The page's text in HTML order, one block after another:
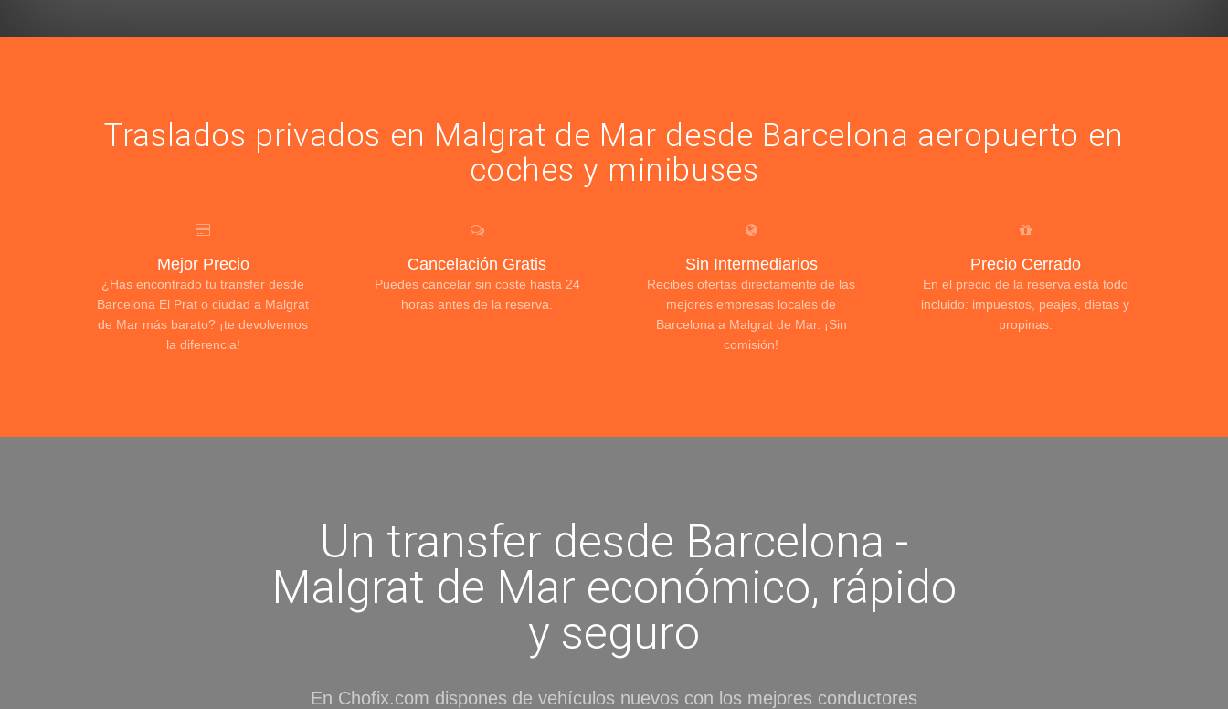
Traslados privados en Malgrat de Mar desde Barcelona aeropuerto en
coches y minibuses
Mejor Precio
¿Has encontrado tu transfer desde
Barcelona El Prat o ciudad a Malgrat
de Mar más barato? ¡te devolvemos
la diferencia!
Cancelación Gratis
Puedes cancelar sin coste hasta 24
horas antes de la reserva.
Sin Intermediarios
Recibes ofertas directamente de las
mejores empresas locales de
Barcelona a Malgrat de Mar. ¡Sin
comisión!
Precio Cerrado
En el precio de la reserva está todo
incluido: impuestos, peajes, dietas y
propinas.
Un transfer desde Barcelona -
Malgrat de Mar económico, rápido
y seguro
En Chofix.com dispones de vehículos nuevos con los mejores conductores